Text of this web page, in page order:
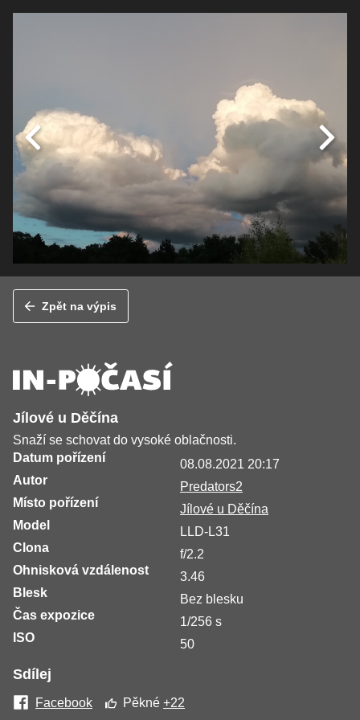
Zpět na výpis
Jílové u Děčína
Snaží se schovat do vysoké oblačnosti.
Datum pořízení
08.08.2021 20:17
Autor
Predators2
Místo pořízení
Jílové u Děčína
Model
LLD-L31
Clona
f/2.2
Ohnisková vzdálenost
3.46
Blesk
Bez blesku
Čas expozice
1/256 s
ISO
50
Sdílej
Facebook Pěkné+22